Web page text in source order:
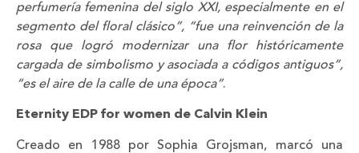
perfumería femenina del siglo XXI, especialmente en el
segmento del floral clásico”, “fue una reinvención de la
rosa que logró modernizar una flor históricamente
cargada de simbolismo y asociada a códigos antiguos”,
“es el aire de la calle de una época”.
Eternity EDP for women de Calvin Klein
Creado en 1988 por Sophia Grojsman, marcó una